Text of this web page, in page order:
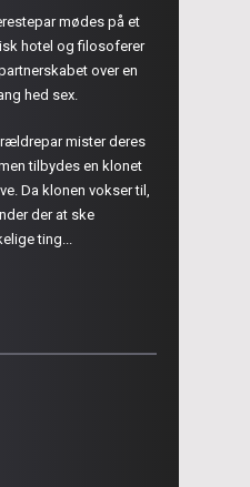
mødes på et
hotel og filosoferer
over en
hed sex.
mister deres
tilbydes en klonet
Da klonen vokser til,
der at ske
ting...